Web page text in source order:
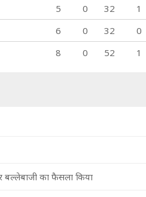
5 0 32 1
6 0 32 0
8 0 52 1
बल्लेबाजी का फैसला किया